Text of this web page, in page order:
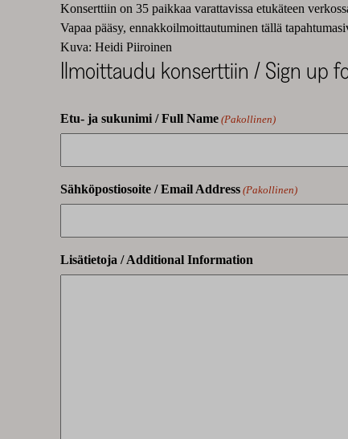
Konserttiin on 35 paikkaa varattavissa etukäteen
Vapaa pääsy, ennakkoilmoittautuminen tällä
Kuva: Heidi Piiroinen
Ilmoittaudu konserttiin / Sign up
Etu- ja sukunimi / Full Name (Pakollinen)
Sähköpostiosoite / Email Address (Pakollinen)
Lisätietoja / Additional Information